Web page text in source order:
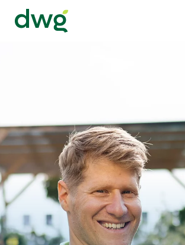
Zur Startseite von Die Wörnergärtner